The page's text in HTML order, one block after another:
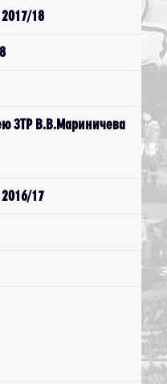
18
ЗТР В.В.Мариничева
17